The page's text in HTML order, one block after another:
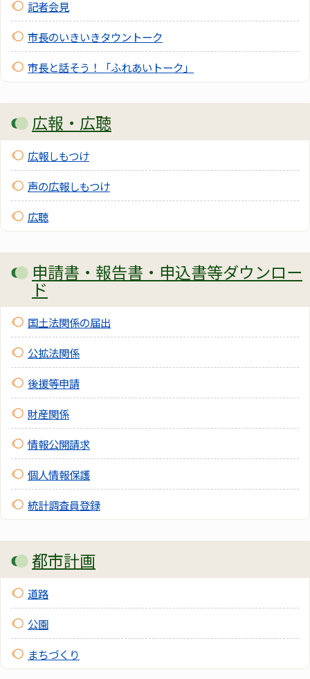
記者会見
市長のいきいきタウントーク
市長と話そう！「ふれあいトーク」
広報・広聴
広報しもつけ
声の広報しもつけ
広聴
申請書・報告書・申込書等ダウンロー
ド
国土法関係の届出
公拡法関係
後援等申請
財産関係
情報公開請求
個人情報保護
統計調査員登録
都市計画
道路
公園
まちづくり